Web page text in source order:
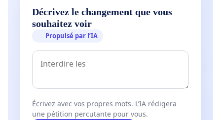
l’Amblève de la Salm et de leurs Affluents, dites non à ce
projet et rejoignez l’asbl WASA sur FaceBook ou sur
www.wasa.greenoù vous trouverez plus
Décrivez le changement que vous
souhaitez voir
Propulsé par l’IA
Écrivez avec vos propres mots. L’IA rédigera
une pétition percutante pour vous.